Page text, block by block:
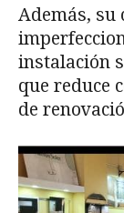
Además, su
instalación
que reduce
de